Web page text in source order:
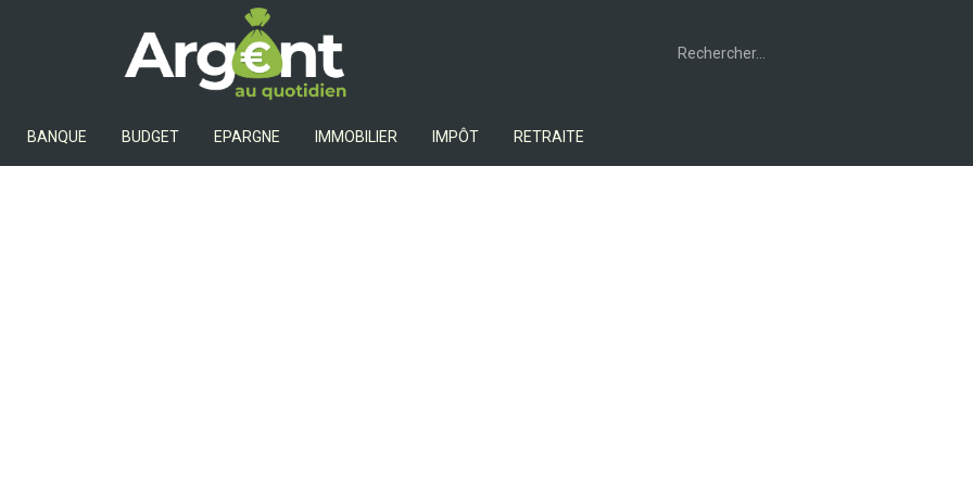
Argent Au Quotidien
Rechercher :
BANQUE BUDGET EPARGNE IMMOBILIER IMPÔT RETRAITE